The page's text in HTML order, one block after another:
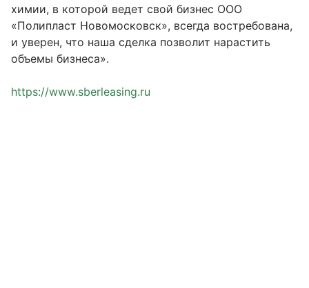
химии, в которой ведет свой бизнес ООО
«Полипласт Новомосковск», всегда востребована,
и уверен, что наша сделка позволит нарастить
объемы бизнеса».
https://www.sberleasing.ru